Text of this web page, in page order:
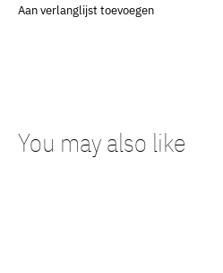
Aan verlanglijst toevoegen
You may also like